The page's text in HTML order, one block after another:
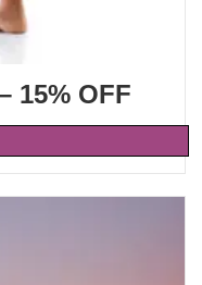
15% OFF